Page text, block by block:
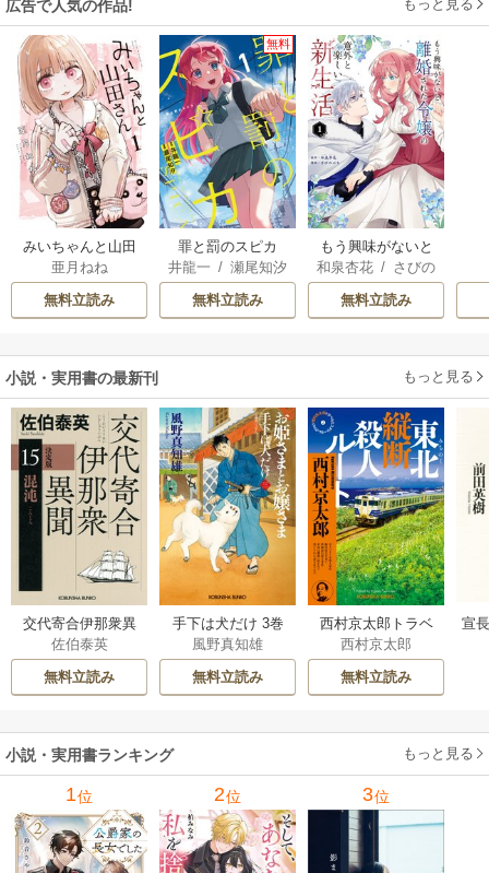
広告で人気の作品! もっと見る
みいちゃんと山田
さん
亜月ねね
無料立読み
無料
罪と罰のスピカ
井龍一 /瀬尾知汐
無料立読み
もう興味がないと
離婚された令嬢の
意外と楽しい新生
活
和泉杏花 / さびの
ぶち
無料立読み
小説・実用書の最新刊 もっと見る
交代寄合伊那衆異
聞 15巻
佐伯泰英
無料立読み
手下は犬だけ 3巻
風野真知雄
無料立読み
西村京太郎トラベ
ルミステリー・セ
レクション 2巻
西村京太郎
無料立読み
宣
小説・実用書ランキング もっと見る
1位 2位 3位